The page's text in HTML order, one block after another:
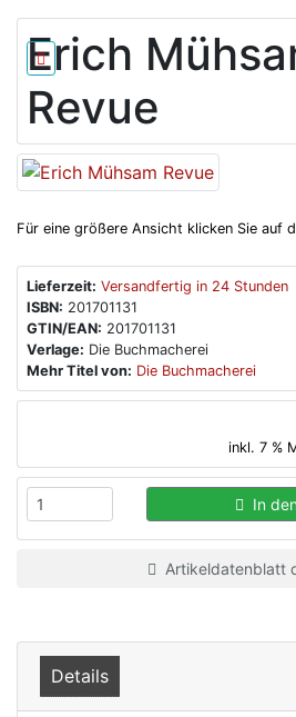
Erich
Revue
Für eine größere Ansicht klicken Sie auf
Lieferzeit: Versandfertig in 24 Stunden
ISBN: 201701131
GTIN/EAN: 201701131
Verlage: Die Buchmacherei
Mehr Titel von: Die Buchmacherei
inkl. 7 %
In
Artikeldatenblatt
Details